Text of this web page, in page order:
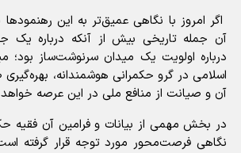
اگر امروز با نگاهی عمیق‌تر به این رهنمود‌ها
آن جمله تاریخی بیش از آنکه درباره یک
درباره اولویت یک میدان سرنوشت‌ساز بود؛
اسلامی در گرو حکمرانی هوشمندانه،
آن و صیانت از منافع ملی در این عرصه
در بخش مهمی از بیانات و فرامین آن فقیه
نگاهی فرصت‌محور مورد توجه قرار گرفته